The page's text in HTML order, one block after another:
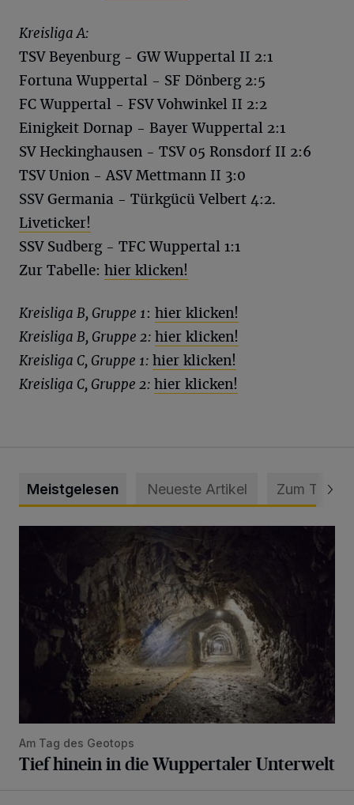
Kreisliga A:
TSV Beyenburg - GW Wuppertal II 2:1
Fortuna Wuppertal - SF Dönberg 2:5
FC Wuppertal - FSV Vohwinkel II 2:2
Einigkeit Dornap - Bayer Wuppertal 2:1
SV Heckinghausen - TSV 05 Ronsdorf II 2:6
TSV Union - ASV Mettmann II 3:0
SSV Germania - Türkgücü Velbert 4:2.
Liveticker!
SSV Sudberg - TFC Wuppertal 1:1
Zur Tabelle: hier klicken!
Kreisliga B, Gruppe 1: hier klicken!
Kreisliga B, Gruppe 2: hier klicken!
Kreisliga C, Gruppe 1: hier klicken!
Kreisliga C, Gruppe 2: hier klicken!
Meistgelesen Neueste Artikel Zum Thema
Am Tag des Geotops
Tief hinein in die Wuppertaler Unterwelt